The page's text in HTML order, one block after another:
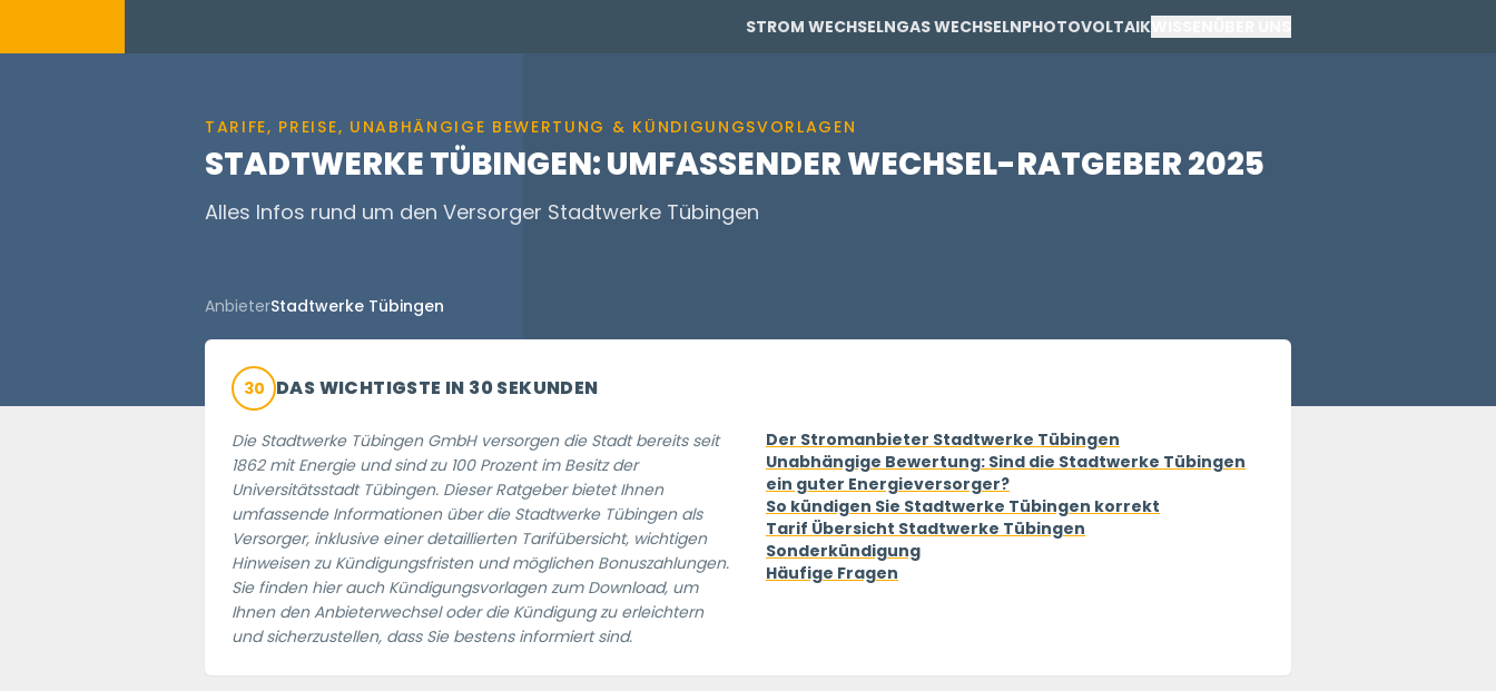
STROM WECHSELNGAS WECHSELNPHOTOVOLTAIK
TARIFE, PREISE, UNABHÄNGIGE BEWERTUNG & KÜNDIGUNGSVORLAGEN
STADTWERKE TÜBINGEN: UMFASSENDER WECHSEL-RATGEBER 2025
Alles Infos rund um den Versorger Stadtwerke Tübingen
AnbieterStadtwerke Tübingen
30 DAS WICHTIGSTE IN 30 SEKUNDEN
Die Stadtwerke Tübingen GmbH versorgen die Stadt bereits seit
1862 mit Energie und sind zu 100 Prozent im Besitz der
Universitätsstadt Tübingen. Dieser Ratgeber bietet Ihnen
umfassende Informationen über die Stadtwerke Tübingen als
Versorger, inklusive einer detaillierten Tarifübersicht, wichtigen
Hinweisen zu Kündigungsfristen und möglichen Bonuszahlungen.
Sie finden hier auch Kündigungsvorlagen zum Download, um
Ihnen den Anbieterwechsel oder die Kündigung zu erleichtern
und sicherzustellen, dass Sie bestens informiert sind.
Der Stromanbieter Stadtwerke Tübingen
Unabhängige Bewertung: Sind die Stadtwerke Tübingen
ein guter Energieversorger?
So kündigen Sie Stadtwerke Tübingen korrekt
Tarif Übersicht Stadtwerke Tübingen
Sonderkündigung
Häufige Fragen